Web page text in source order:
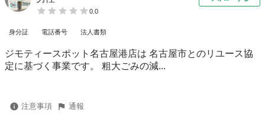
0.0
身分証 電話番号 法人書類
ジモティースポット名古屋港店は 名古屋市とのリユース協
定に基づく事業です。 粗⼤ごみの減...
注意事項 通報